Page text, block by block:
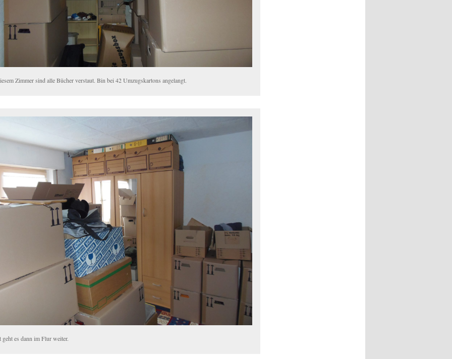
Zimmer sind alle Bücher verstaut. Bin bei 42 Umzugskartons angelangt.
geht es dann im Flur weiter.